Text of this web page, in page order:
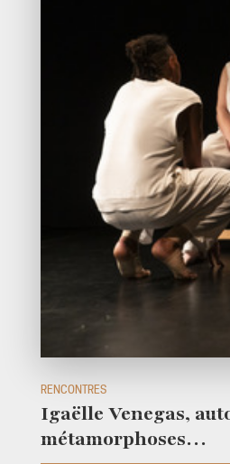
RENCONTRES
Igaëlle Venegas,
métamorphoses…